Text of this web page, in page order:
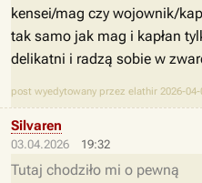
kensei/mag czy wojownik/
tak samo jak mag i kapłan
delikatni i radzą sobie w
post wyedytowany przez elathir 2026-04-
03.04.2026 19:32
Silvaren
Tutaj chodziło mi o pewną